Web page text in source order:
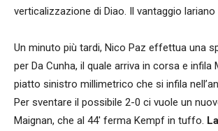
verticalizzazione di Diao. Il vantaggio
Un minuto più tardi, Nico Paz effettua una
per Da Cunha, il quale arriva in corsa e infila
piatto sinistro millimetrico che si infila
Per sventare il possibile 2-0 ci vuole un
Maignan, che al 44′ ferma Kempf in tuffo.